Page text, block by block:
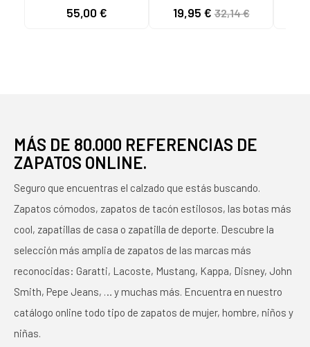
GRIS VARIOS
55,00 € 19,95 €32,14 €
MÁS DE 80.000 REFERENCIAS DE
ZAPATOS ONLINE.
Seguro que encuentras el calzado que estás buscando.
Zapatos cómodos, zapatos de tacón estilosos, las botas más
cool, zapatillas de casa o zapatilla de deporte. Descubre la
selección más amplia de zapatos de las marcas más
reconocidas: Garatti, Lacoste, Mustang, Kappa, Disney, John
Smith, Pepe Jeans, … y muchas más. Encuentra en nuestro
catálogo online todo tipo de zapatos de mujer, hombre, niños y
niñas.